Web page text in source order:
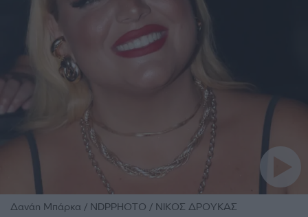
Δανάη Μπάρκα / NDPPHOTO / ΝΙΚΟΣ ΔΡΟΥΚΑΣ